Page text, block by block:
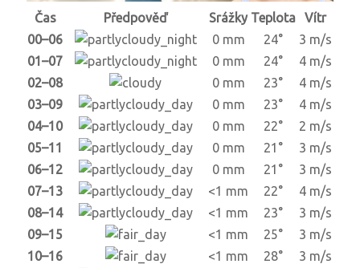
Čas Předpověď Srážky Teplota
Vítr
00–06
0 mm 24°
3 m/s
01–07
0 mm 24°
4 m/s
02–08
0 mm 23°
4 m/s
03–09
0 mm 23°
4 m/s
04–10
0 mm 22°
2 m/s
05–11
0 mm 21°
3 m/s
06–12
0 mm 21°
3 m/s
07–13
<1 mm 22°
4 m/s
08–14
<1 mm 23°
3 m/s
09–15
<1 mm 25°
3 m/s
10–16
<1 mm 28°
3 m/s